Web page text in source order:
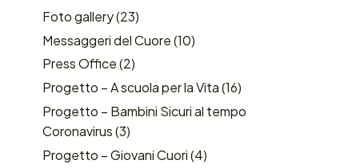
Foto gallery(23)
Messaggeri del Cuore(10)
Press Office(2)
Progetto – A scuola per la Vita(16)
Progetto – Bambini Sicuri al tempo
Coronavirus(3)
Progetto – Giovani Cuori(4)